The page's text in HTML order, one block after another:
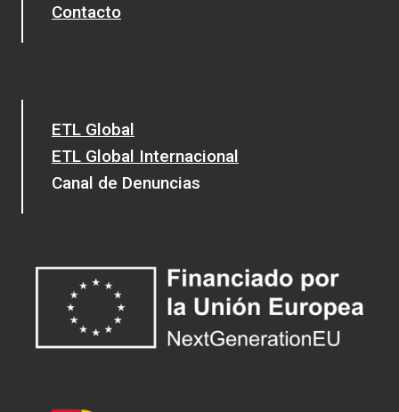
Contacto
ETL Global
ETL Global Internacional
Canal de Denuncias